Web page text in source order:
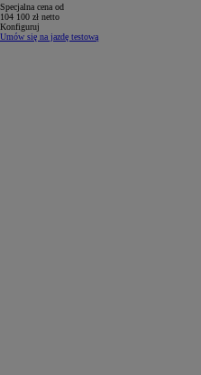
Specjalna cena od
104 100 zł netto
Konfiguruj
Umów się na jazdę testową